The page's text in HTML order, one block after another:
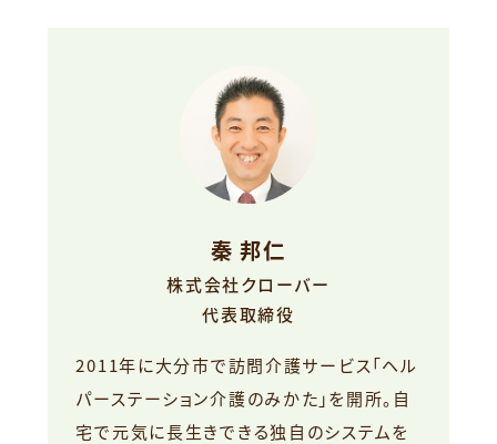
秦 邦仁
株式会社クローバー
代表取締役
2011年に大分市で訪問介護サービス「ヘル
パーステーション介護のみかた」を開所。自
宅で元気に長生きできる独自のシステムを